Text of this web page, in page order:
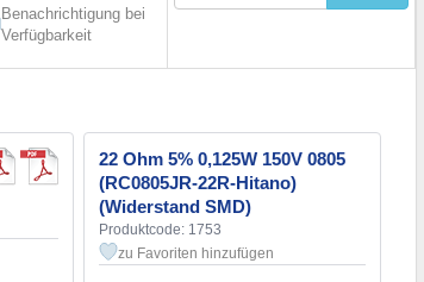
Benachrichtigung bei
Verfügbarkeit
22 Ohm 5% 0,125W 150V 0805
(RC0805JR-22R-Hitano)
(Widerstand SMD)
Produktcode: 1753
zu Favoriten hinzufügen